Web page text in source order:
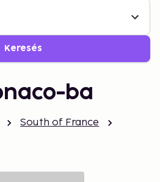
Keresés
ba
South of France